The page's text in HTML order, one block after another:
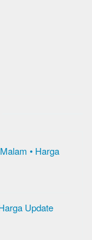
• Harga
Update